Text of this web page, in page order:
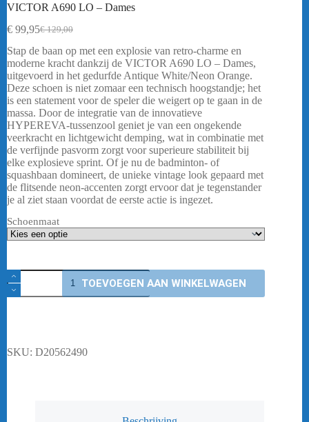
VICTOR A690 LO – Dames
€129,00
Oorspronkelijke
prijs
was:
€ 129,00.
€ 99,95Huidige
prijs
is:
€ 99,95.
Stap de baan op met een explosie van retro-charme en
moderne kracht dankzij de VICTOR A690 LO – Dames,
uitgevoerd in het gedurfde Antique White/Neon Orange.
Deze schoen is niet zomaar een technisch hoogstandje; het
is een statement voor de speler die weigert op te gaan in de
massa. Door de integratie van de innovatieve
HYPEREVA-tussenzool geniet je van een ongekende
veerkracht en lichtgewicht demping, wat in combinatie met
de verfijnde pasvorm zorgt voor superieure stabiliteit bij
elke explosieve sprint. Of je nu de badminton- of
squashbaan domineert, de unieke vintage look gepaard met
de flitsende neon-accenten zorgt ervoor dat je tegenstander
je al ziet staan voordat de eerste actie is ingezet.
Schoenmaat
VICTOR
A690
LO
TOEVOEGEN AAN WINKELWAGEN
SKU: D20562490